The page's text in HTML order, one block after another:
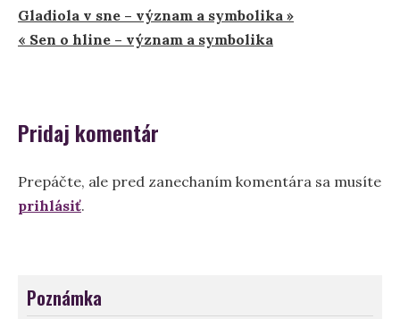
Navigácia
v
Gladiola v sne – význam a symbolika »
« Sen o hline – význam a symbolika
Pridaj komentár
Prepáčte, ale pred zanechaním komentára sa musíte
prihlásiť.
Poznámka